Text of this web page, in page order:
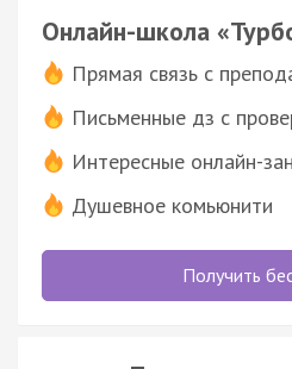
Онлайн-школа
Прямая связь с
Письменные дз с
Интересные онлайн-
Душевное комьюнити
Получить